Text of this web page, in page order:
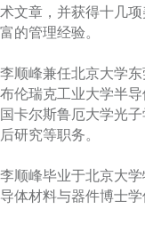
术文章，并获得十几
富的管理经验。
李顺峰兼任北京大学
布伦瑞克工业大学半
国卡尔斯鲁厄大学光
后研究等职务。
李顺峰毕业于北京大
导体材料与器件博士学